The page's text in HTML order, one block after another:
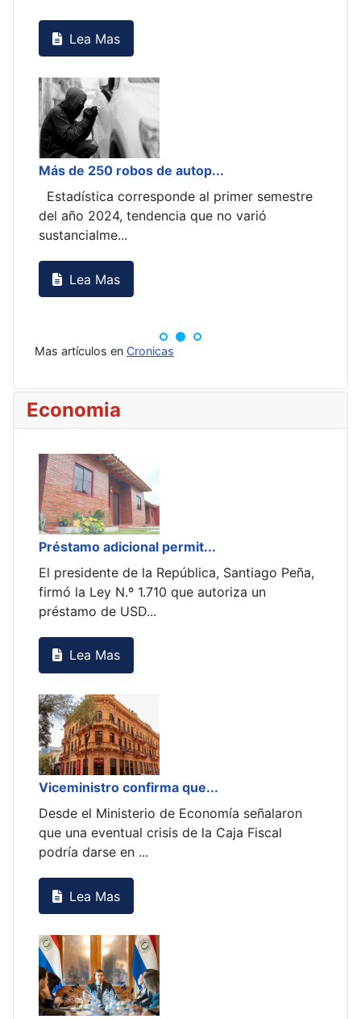
Lea Mas
Más de 250 robos de autop...
Estadística corresponde al primer semestre
del año 2024, tendencia que no varió
sustancialme...
Lea Mas
Mas artículos en Cronicas
Economia
Préstamo adicional permit...
El presidente de la República, Santiago Peña,
firmó la Ley N.º 1.710 que autoriza un
préstamo de USD...
Lea Mas
Viceministro confirma que...
Desde el Ministerio de Economía señalaron
que una eventual crisis de la Caja Fiscal
podría darse en ...
Lea Mas